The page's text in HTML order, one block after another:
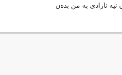
نیە ئازادی بە من بدەن